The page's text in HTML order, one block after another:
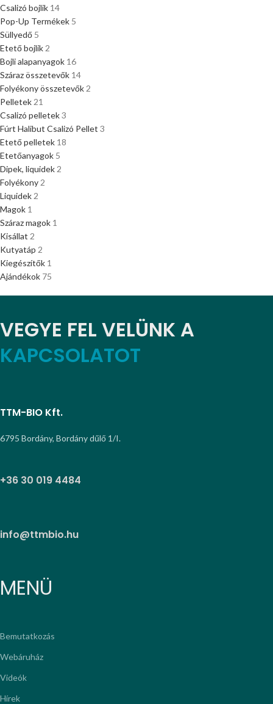
Csalizó bojlik 14
Pop-Up Termékek 5
Süllyedő 5
Etető bojlik 2
Bojli alapanyagok 16
Száraz összetevők 14
Folyékony összetevők 2
Pelletek 21
Csalizó pelletek3
Fúrt Halibut Csalizó Pellet 3
Etető pelletek 18
Etetőanyagok 5
Dipek, liquidek 2
Folyékony 2
Liquidek 2
Magok 1
Száraz magok 1
Kisállat 2
Kutyatáp 2
Kiegészítők 1
Ajándékok 75
VEGYE FEL VELÜNK A
KAPCSOLATOT
TTM-BIO Kft.
6795 Bordány, Bordány dűlő 1/I.
+36 30 019 4484
info@ttmbio.hu
MENÜ
Bemutatkozás
Webáruház
Videók
Hírek